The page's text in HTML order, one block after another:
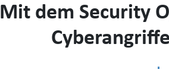
Mit dem Security